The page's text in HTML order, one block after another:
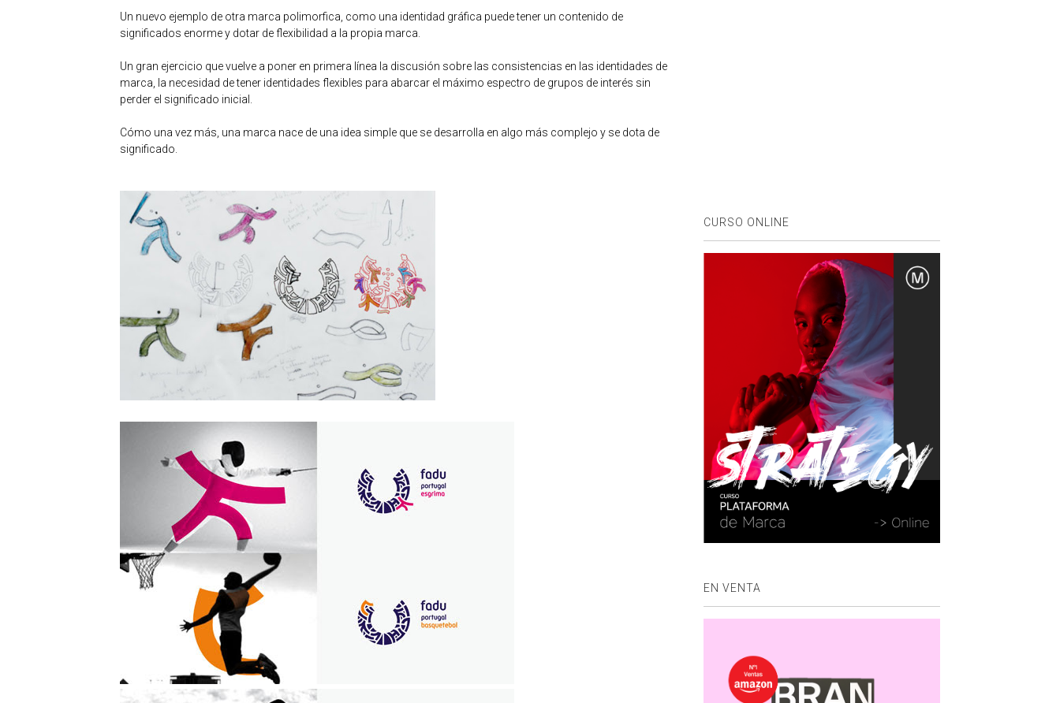
Un nuevo ejemplo de otra marca polimorfica, como una identidad gráfica puede tener un contenido de
significados enorme y dotar de flexibilidad a la propia marca.
Un gran ejercicio que vuelve a poner en primera línea la discusión sobre las consistencias en las identidades de
marca, la necesidad de tener identidades flexibles para abarcar el máximo espectro de grupos de interés sin
perder el significado inicial.
Cómo una vez más, una marca nace de una idea simple que se desarrolla en algo más complejo y se dota de
significado.
CURSO ONLINE
EN VENTA